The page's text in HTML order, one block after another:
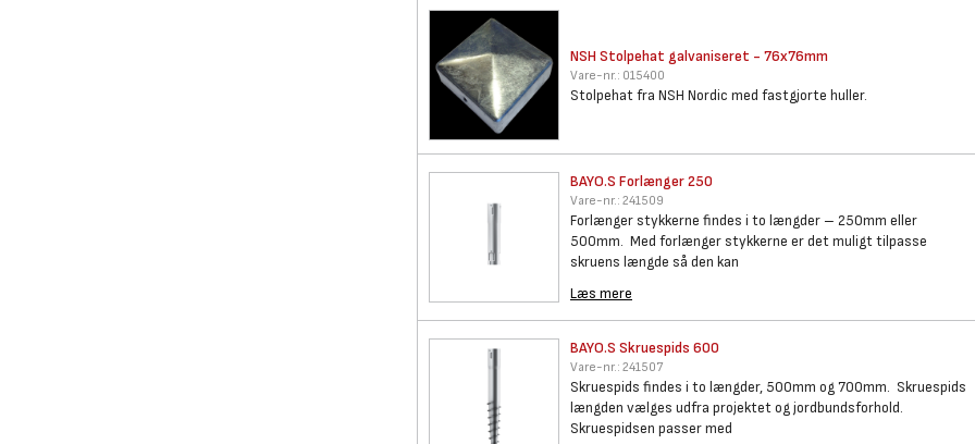
NSH Stolpehat galvaniseret - 76x76mm
Vare-nr.: 015400
Stolpehat fra NSH Nordic med fastgjorte huller.
BAYO.S Forlænger 250
Vare-nr.: 241509
Forlænger stykkerne findes i to længder – 250mm eller
500mm. Med forlænger stykkerne er det muligt tilpasse
skruens længde så den kan
Læs mere
BAYO.S Skruespids 600
Vare-nr.: 241507
Skruespids findes i to længder, 500mm og 700mm. Skruespids
længden vælges udfra projektet og jordbundsforhold.
Skruespidsen passer med